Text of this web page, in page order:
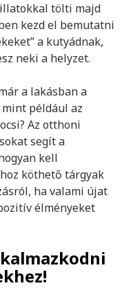
tölti majd
kezd el bemutatni
a kutyádnak,
neki a helyzet.
a lakásban a
például az
Az otthoni
segít a
kell
köthető tárgyak
ha valami újat
élményeket